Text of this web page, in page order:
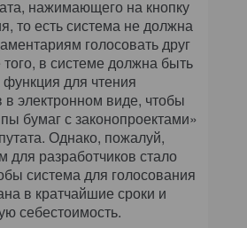
ИТ-КАЛЕНДАРЬ
ПРЕСС-РЕЛИЗЫ
АРХИВ ЖУРНАЛОВ
нажимающего на кнопку
то есть система не должна
голосовать друг
в системе должна быть
для чтения
в электронном виде, чтобы
бумаг с законопроектами»
Однако, пожалуй,
разработчиков стало
система для голосования
в кратчайшие сроки и
себестоимость.